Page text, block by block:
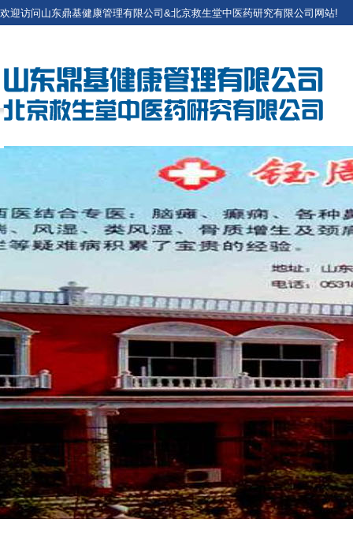
欢迎访问山东鼎基健康管理有限公司&北京救生堂中医药研究有限公司网站!